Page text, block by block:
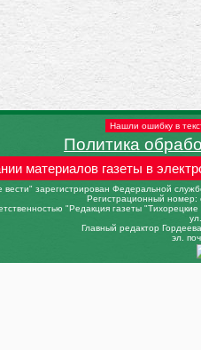
Нашли ошибку в
Политика
материалов газеты в
зарегистрирован Федеральной
Регистрационный
"Редакция газеты
Главный редактор
эл.